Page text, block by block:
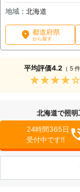
地域： 北海道
都道府県
から探す
平均評価4.2 （ 5 件
★★★★★
北海道で照明
24時間365日
受付中です!!